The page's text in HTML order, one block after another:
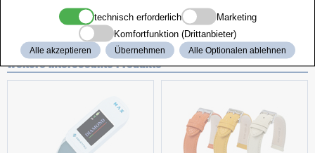
Federstege
mit Bund B/21 38 mm 875670038
weitere interessante Produkte
technisch erforderlich
Marketing
Komfortfunktion (Drittanbieter)
Alle akzeptieren Übernehmen Alle Optionalen ablehnen